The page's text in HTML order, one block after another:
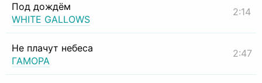
Под дождём
WHITE GALLOWS
2:14
Не плачут небеса
ГАМОРА
2:47